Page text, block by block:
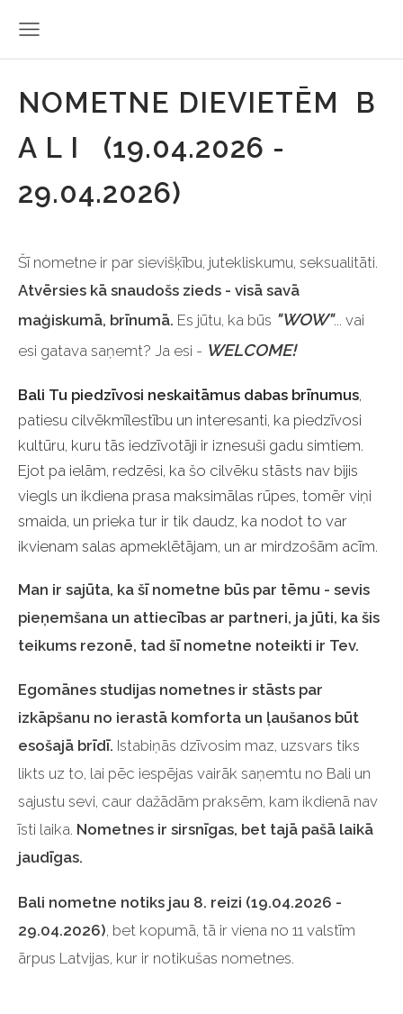
NOMETNE DIEVIETĒM B
A L I (19.04.2026 -
29.04.2026)
Šī nometne ir par sievišķību, jutekliskumu, seksualitāti.
Atvērsies kā snaudošs zieds - visā savā
maģiskumā, brīnumā. Es jūtu, ka būs "WOW"... vai
esi gatava saņemt? Ja esi - WELCOME!
Bali Tu piedzīvosi neskaitāmus dabas brīnumus,
patiesu cilvēkmīlestību un interesanti, ka piedzīvosi
kultūru, kuru tās iedzīvotāji ir iznesuši gadu simtiem.
Ejot pa ielām, redzēsi, ka šo cilvēku stāsts nav bijis
viegls un ikdiena prasa maksimālas rūpes, tomēr viņi
smaida, un prieka tur ir tik daudz, ka nodot to var
ikvienam salas apmeklētājam, un ar mirdzošām acīm.
Man ir sajūta, ka šī nometne būs par tēmu - sevis
pieņemšana un attiecības ar partneri, ja jūti, ka šis
teikums rezonē, tad šī nometne noteikti ir Tev.
Egomānes studijas nometnes ir stāsts par
izkāpšanu no ierastā komforta un ļaušanos būt
esošajā brīdī. Istabiņās dzīvosim maz, uzsvars tiks
likts uz to, lai pēc iespējas vairāk saņemtu no Bali un
sajustu sevi, caur dažādām praksēm, kam ikdienā nav
īsti laika. Nometnes ir sirsnīgas, bet tajā pašā laikā
jaudīgas.
Bali nometne notiks jau 8. reizi (19.04.2026 -
29.04.2026), bet kopumā, tā ir viena no 11 valstīm
ārpus Latvijas, kur ir notikušas nometnes.